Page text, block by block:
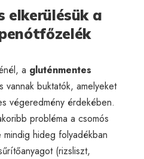
elkerülésük a
a gluténmentes
vannak buktatók, amelyeket
végeredmény érdekében.
probléma a csomós
hideg folyadékban
(rizsliszt,